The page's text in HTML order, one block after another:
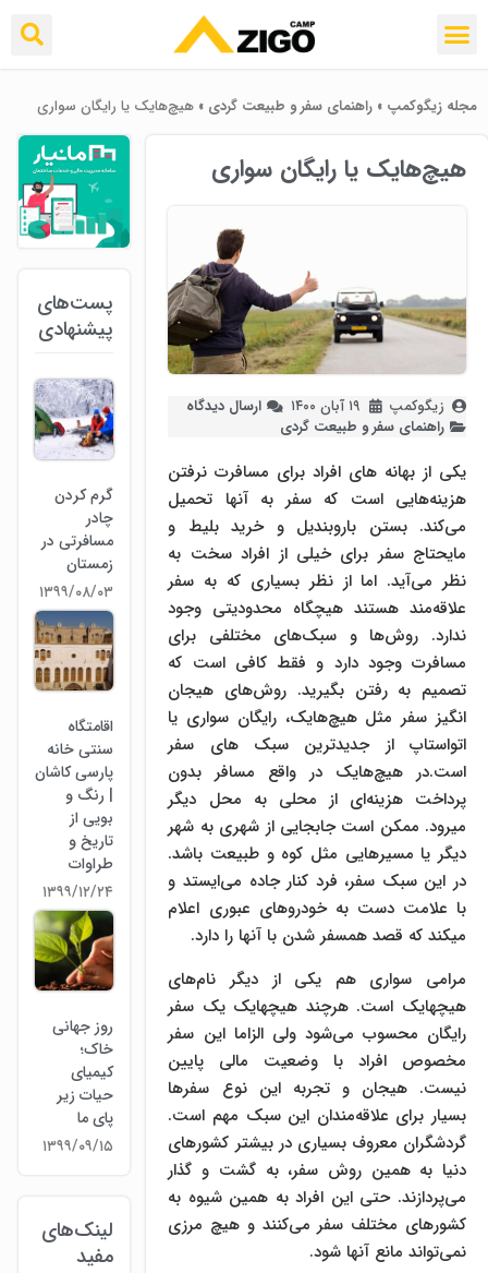
مجله زیگوکمپ » راهنمای سفر و طبیعت گردی » هیچ‌هایک یا رایگان سواری
هیچ‌هایک یا رایگان سواری
زیگوکمپ ۱۹ آبان ۱۴۰۰
ارسال دیدگاه
راهنمای سفر و طبیعت گردی
یکی از بهانه های افراد برای مسافرت نرفتن
هزینه‌هایی است که سفر به آنها تحمیل
می‌کند. بستن باروبندیل و خرید بلیط و
مایحتاج سفر برای خیلی از افراد سخت به
نظر می‌آید. اما از نظر بسیاری که به سفر
علاقه‌مند هستند هیچگاه محدودیتی وجود
ندارد. روش‌ها و سبک‌های مختلفی برای
مسافرت وجود دارد و فقط کافی است که
تصمیم به رفتن بگیرید. روش‌های هیجان
انگیز سفر مثل هیچ‌هایک، رایگان سواری یا
اتواستاپ از جدیدترین سبک های سفر
است.در هیچ‌هایک در واقع مسافر بدون
پرداخت هزینه‌ای از محلی به محل دیگر
میرود. ممکن است جابجایی از شهری به شهر
دیگر یا مسیرهایی مثل کوه و طبیعت باشد.
در این سبک سفر، فرد کنار جاده می‌ایستد و
با علامت دست به خودروهای عبوری اعلام
میکند که قصد همسفر شدن با آنها را دارد.
مرامی سواری هم یکی از دیگر نام‌های
هیچهایک است. هرچند هیچهایک یک سفر
رایگان محسوب می‌شود ولی الزاما این سفر
مخصوص افراد با وضعیت مالی پایین
نیست. هیجان و تجربه این نوع سفرها
بسیار برای علاقه‌مندان این سبک مهم است.
گردشگران معروف بسیاری در بیشتر کشورهای
دنیا به همین روش سفر، به گشت و گذار
می‌پردازند. حتی این افراد به همین شیوه به
کشورهای مختلف سفر می‌کنند و هیچ مرزی
نمی‌تواند مانع آنها شود.
پست‌های
پیشنهادی
گرم کردن
چادر
مسافرتی در
زمستان
۱۳۹۹/۰۸/۰۳
اقامتگاه
سنتی خانه
پارسی کاشان
| رنگ و
بویی از
تاریخ و
طراوات
۱۳۹۹/۱۲/۲۴
روز جهانی
خاک؛
کیمیای
حیات زیر
پای ما
۱۳۹۹/۰۹/۱۵
لینک‌های
مفید